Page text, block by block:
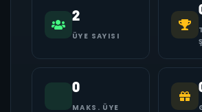
2
ÜYE SAYISI
0
MAKS. ÜYE